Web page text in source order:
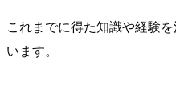
これまでに得た知識や経験
います。